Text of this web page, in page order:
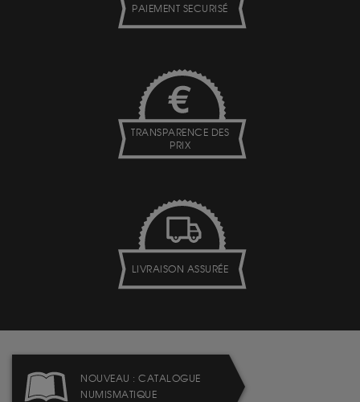
PAIEMENT SECURISÉ
TRANSPARENCE DES
PRIX
LIVRAISON ASSURÉE
NOUVEAU : CATALOGUE
NUMISMATIQUE